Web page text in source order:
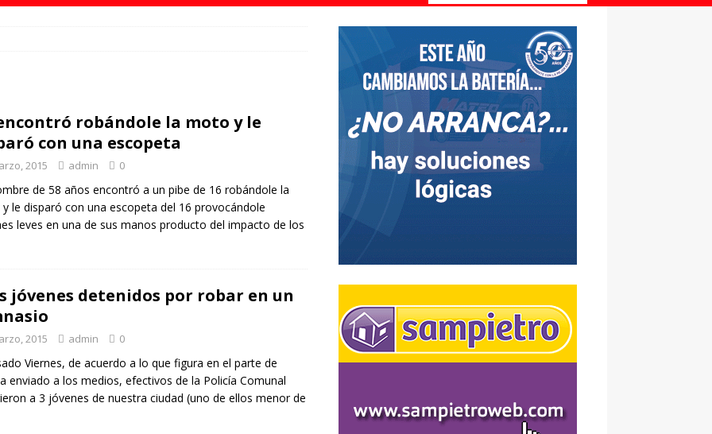
inconveniente con internet de Nexo21, comunicate que te
CAMPO
robándole la moto y le
con una escopeta
2015 admin 0
de 58 años encontró a un pibe de 16 robándole la
le disparó con una escopeta del 16 provocándole
leves en una de sus manos producto del impacto de los
jóvenes detenidos por robar en un
2015 admin 0
Viernes, de acuerdo a lo que figura en el parte de
enviado a los medios, efectivos de la Policía Comunal
a 3 jóvenes de nuestra ciudad (uno de ellos menor de